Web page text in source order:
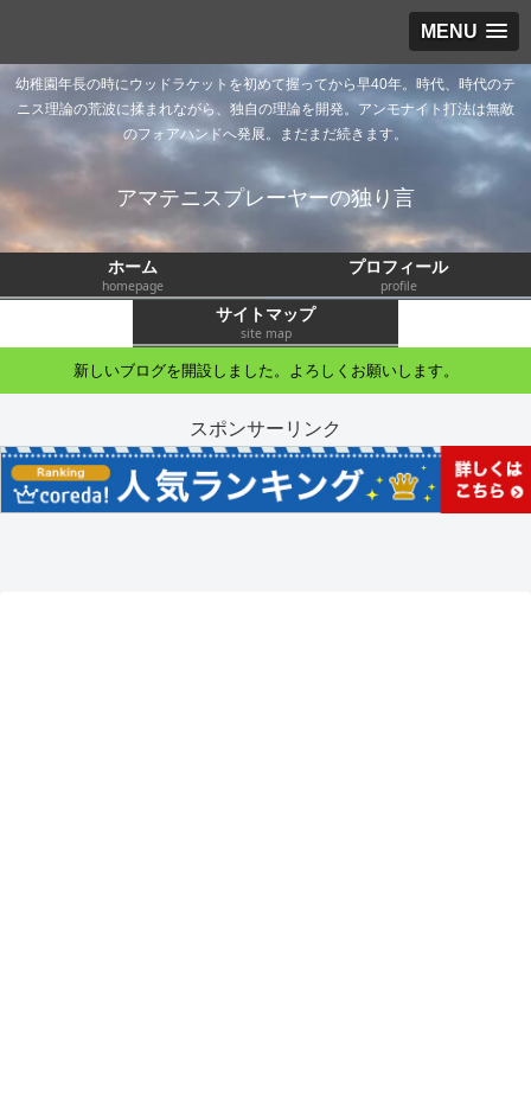
MENU
幼稚園年長の時にウッドラケットを初めて握ってから早40年。時代、時代のテ
ニス理論の荒波に揉まれながら、独自の理論を開発。アンモナイト打法は無敵
のフォアハンドへ発展。まだまだ続きます。
アマテニスプレーヤーの独り言
ホーム
homepage
プロフィール
profile
サイトマップ
site map
新しいブログを開設しました。よろしくお願いします。
スポンサーリンク